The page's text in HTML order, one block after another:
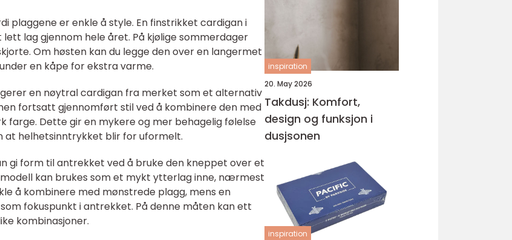
plaggene er enkle å style. En finstrikket cardigan i
lag gjennom hele året. På kjølige sommerdager
Om høsten kan du legge den over en langermet
en kåpe for ekstra varme.
en nøytral cardigan fra merket som et alternativ
fortsatt gjennomført stil ved å kombinere den med
farge. Dette gir en mykere og mer behagelig følelse
at helhetsinntrykket blir for uformelt.
gi form til antrekket ved å bruke den kneppet over et
kan brukes som et mykt ytterlag inne, nærmest
å kombinere med mønstrede plagg, mens en
fokuspunkt i antrekket. På denne måten kan ett
kombinasjoner.
inspiration
20. May 2026
Takdusj: Komfort,
design og funksjon i
dusjsonen
inspiration